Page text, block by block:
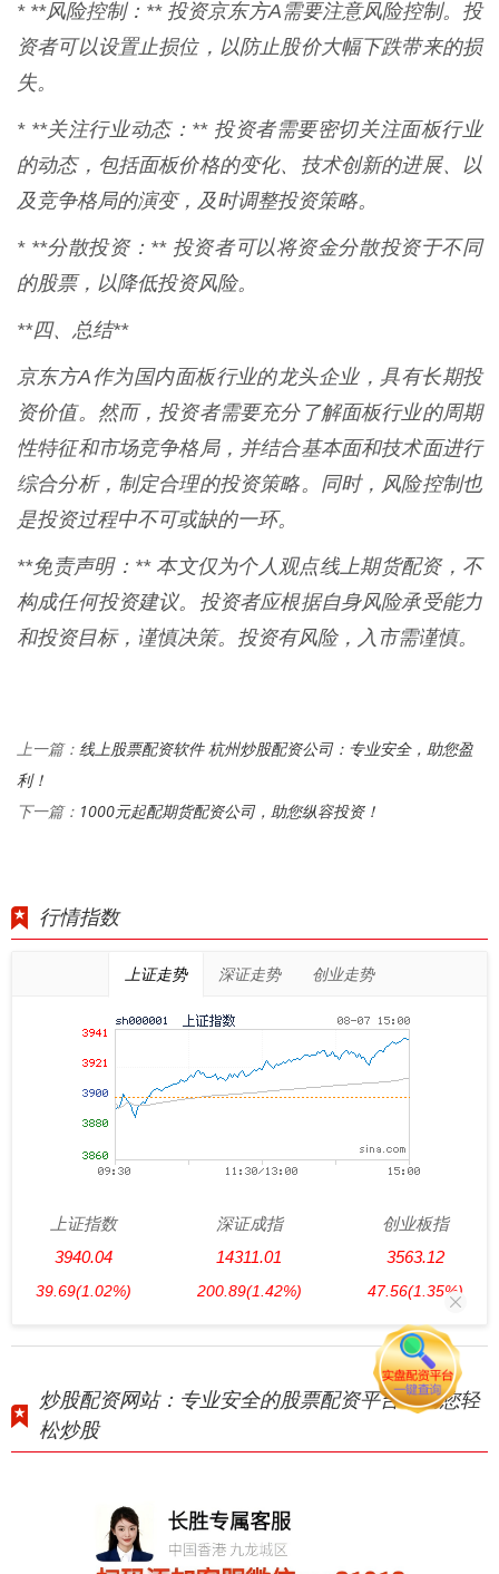
* **风险控制：** 投资京东方A需要注意风险控制。投
资者可以设置止损位，以防止股价大幅下跌带来的损
失。
* **关注行业动态：** 投资者需要密切关注面板行业
的动态，包括面板价格的变化、技术创新的进展、以
及竞争格局的演变，及时调整投资策略。
* **分散投资：** 投资者可以将资金分散投资于不同
的股票，以降低投资风险。
**四、总结**
京东方A作为国内面板行业的龙头企业，具有长期投
资价值。然而，投资者需要充分了解面板行业的周期
性特征和市场竞争格局，并结合基本面和技术面进行
综合分析，制定合理的投资策略。同时，风险控制也
是投资过程中不可或缺的一环。
**免责声明：** 本文仅为个人观点线上期货配资，不
构成任何投资建议。投资者应根据自身风险承受能力
和投资目标，谨慎决策。投资有风险，入市需谨慎。
上一篇： 线上股票配资软件 杭州炒股配资公司：专业安全，助您盈
利！
下一篇： 1000元起配期货配资公司，助您纵容投资！
行情指数
上证走势 深证走势 创业走势
上证指数
3940.04
39.69(1.02%)
深证成指
14311.01
200.89(1.42%)
创业板指
3563.12
47.56(1.35%)
炒股配资网站：专业安全的股票配资平台，助您轻
松炒股